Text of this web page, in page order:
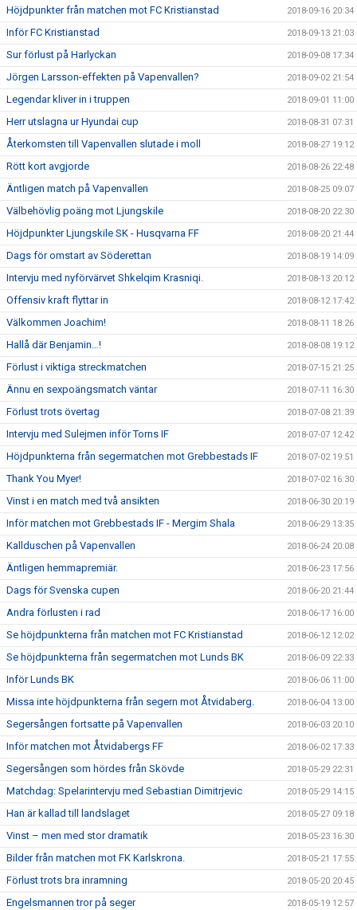
Höjdpunkter från matchen mot FC Kristianstad 2018-09-16 20:34
Inför FC Kristianstad 2018-09-13 21:03
Sur förlust på Harlyckan 2018-09-08 17:34
Jörgen Larsson-effekten på Vapenvallen? 2018-09-02 21:54
Legendar kliver in i truppen 2018-09-01 11:00
Herr utslagna ur Hyundai cup 2018-08-31 07:31
Återkomsten till Vapenvallen slutade i moll 2018-08-27 19:12
Rött kort avgjorde 2018-08-26 22:48
Äntligen match på Vapenvallen 2018-08-25 09:07
Välbehövlig poäng mot Ljungskile 2018-08-20 22:30
Höjdpunkter Ljungskile SK - Husqvarna FF 2018-08-20 21:44
Dags för omstart av Söderettan 2018-08-19 14:09
Intervju med nyförvärvet Shkelqim Krasniqi. 2018-08-13 20:12
Offensiv kraft flyttar in 2018-08-12 17:42
Välkommen Joachim! 2018-08-11 18:26
Hallå där Benjamin…! 2018-08-08 19:12
Förlust i viktiga streckmatchen 2018-07-15 21:25
Ännu en sexpoängsmatch väntar 2018-07-11 16:30
Förlust trots övertag 2018-07-08 21:39
Intervju med Sulejmen inför Torns IF 2018-07-07 12:42
Höjdpunkterna från segermatchen mot Grebbestads IF 2018-07-02 19:51
Thank You Myer! 2018-07-02 16:30
Vinst i en match med två ansikten 2018-06-30 20:19
Inför matchen mot Grebbestads IF - Mergim Shala 2018-06-29 13:35
Kallduschen på Vapenvallen 2018-06-24 20:08
Äntligen hemmapremiär. 2018-06-23 17:56
Dags för Svenska cupen 2018-06-20 21:44
Andra förlusten i rad 2018-06-17 16:00
Se höjdpunkterna från matchen mot FC Kristianstad 2018-06-12 12:02
Se höjdpunkterna från segermatchen mot Lunds BK 2018-06-09 22:33
Inför Lunds BK 2018-06-06 11:00
Missa inte höjdpunkterna från segern mot Åtvidaberg. 2018-06-04 13:00
Segersången fortsatte på Vapenvallen 2018-06-03 20:10
Inför matchen mot Åtvidabergs FF 2018-06-02 17:33
Segersången som hördes från Skövde 2018-05-29 22:31
Matchdag: Spelarintervju med Sebastian Dimitrjevic 2018-05-29 14:15
Han är kallad till landslaget 2018-05-27 09:18
Vinst – men med stor dramatik 2018-05-23 16:30
Bilder från matchen mot FK Karlskrona. 2018-05-21 17:55
Förlust trots bra inramning 2018-05-20 20:45
Engelsmannen tror på seger 2018-05-19 12:57